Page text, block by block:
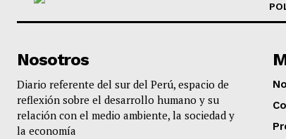
Nosotros
Diario referente del sur del Perú, espacio de
reflexión sobre el desarrollo humano y su
relación con el medio ambiente, la sociedad y
la economía